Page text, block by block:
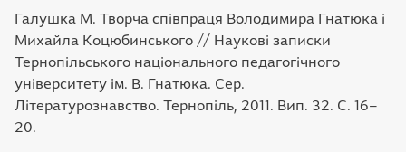
Галушка М. Творча співпраця Володимира Гнатюка і
Михайла Коцюбинського // Наукові записки
Тернопільського національного педагогічного
університету ім. В. Гнатюка. Сер.
Літературознавство. Тернопіль, 2011. Вип. 32. С. 16–
20.